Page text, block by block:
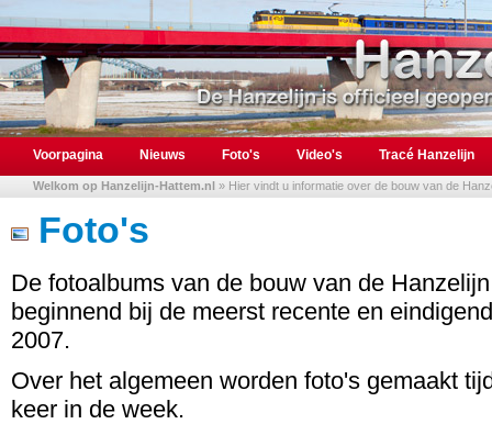
Voorpagina Nieuws Foto's Video's Tracé Hanzelijn
Welkom op Hanzelijn-Hattem.nl » Hier vindt u informatie over de bouw van de
Foto's
De fotoalbums van de bouw van de
beginnend bij de meerst recente en
2007.
Over het algemeen worden foto's gemaakt
keer in de week.